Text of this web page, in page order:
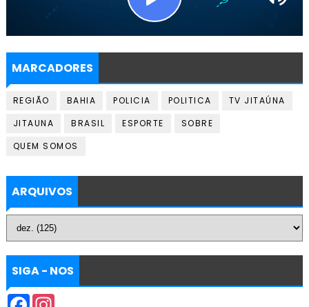
MARCADORES
REGIÃO BAHIA POLICIA POLITICA
TV JITAÚNA
JITAUNA
BRASIL ESPORTE
SOBRE
QUEM SOMOS
ARQUIVOS
SIGA - NOS
F
I